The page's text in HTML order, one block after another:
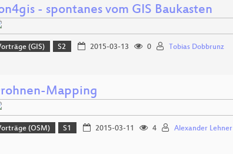
- spontanes vom GIS Baukasten
(GIS) S2 2015-03-13 0 Tobias Dobbrunz
Mapping
(OSM) S1 2015-03-11 4 Alexander Lehner